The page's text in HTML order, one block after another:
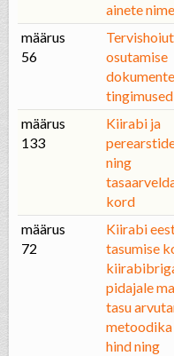
ainete
määrus
56
osutamise
määrus
133
Kiirabi ja
ning
kord
määrus
72
Kiirabi
tasumise
pidajale
tasu
hind ning